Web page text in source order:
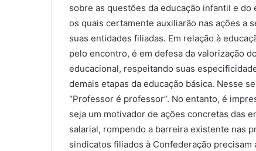
sobre as questões da educação infantil e
os quais certamente auxiliarão nas ações a
suas entidades filiadas. Em relação à
pelo encontro, é em defesa da valorização
educacional, respeitando suas
demais etapas da educação básica. Nesse
“Professor é professor”. No entanto, é
seja um motivador de ações concretas das
salarial, rompendo a barreira existente nas
sindicatos filiados à Confederação